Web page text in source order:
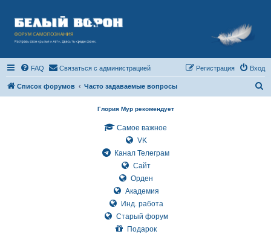
FAQ Связаться с администрацией Вход
Регистрация
Список форумов Часто задаваемые вопросы
Глория Мур рекомендует
Самое важное
VK
Канал Телеграм
Сайт
Орден
Академия
Инд. работа
Старый форум
Подарок